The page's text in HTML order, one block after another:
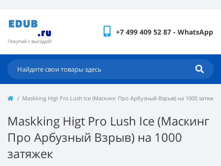
+7 499 409 52 87 - WhatsApp
Maskking Higt Pro Lush Ice (Маскинг Про Арбузный Взрыв) на 1000 затяжек
Maskking Higt Pro Lush Ice (Маскинг
Про Арбузный Взрыв) на 1000
затяжек